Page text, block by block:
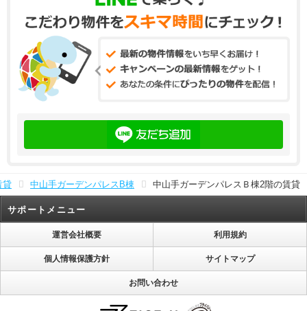
貸 中山手ガーデンパレスB棟 中山手ガーデンパレスＢ棟2階の賃貸
サポートメニュー
運営会社概要 利用規約
個人情報保護方針 サイトマップ
お問い合わせ